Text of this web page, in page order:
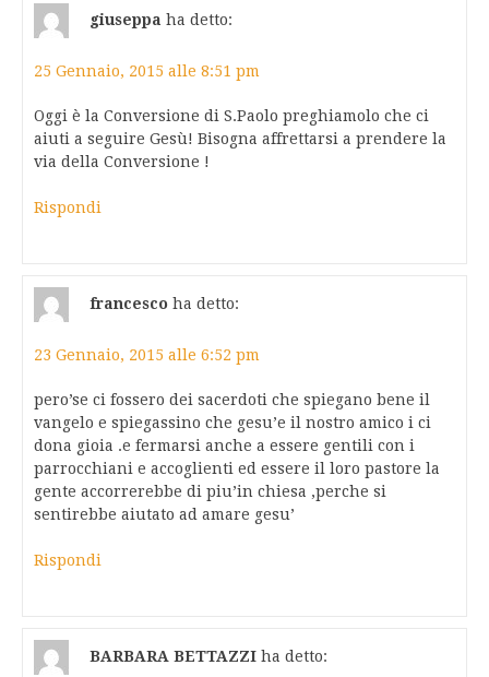
giuseppa ha detto:
25 Gennaio, 2015 alle 8:51 pm
Oggi è la Conversione di S.Paolo preghiamolo che ci
aiuti a seguire Gesù! Bisogna affrettarsi a prendere la
via della Conversione !
Rispondi
francesco ha detto:
23 Gennaio, 2015 alle 6:52 pm
pero’se ci fossero dei sacerdoti che spiegano bene il
vangelo e spiegassino che gesu’e il nostro amico i ci
dona gioia .e fermarsi anche a essere gentili con i
parrocchiani e accoglienti ed essere il loro pastore la
gente accorrerebbe di piu’in chiesa ,perche si
sentirebbe aiutato ad amare gesu’
Rispondi
BARBARA BETTAZZI ha detto: